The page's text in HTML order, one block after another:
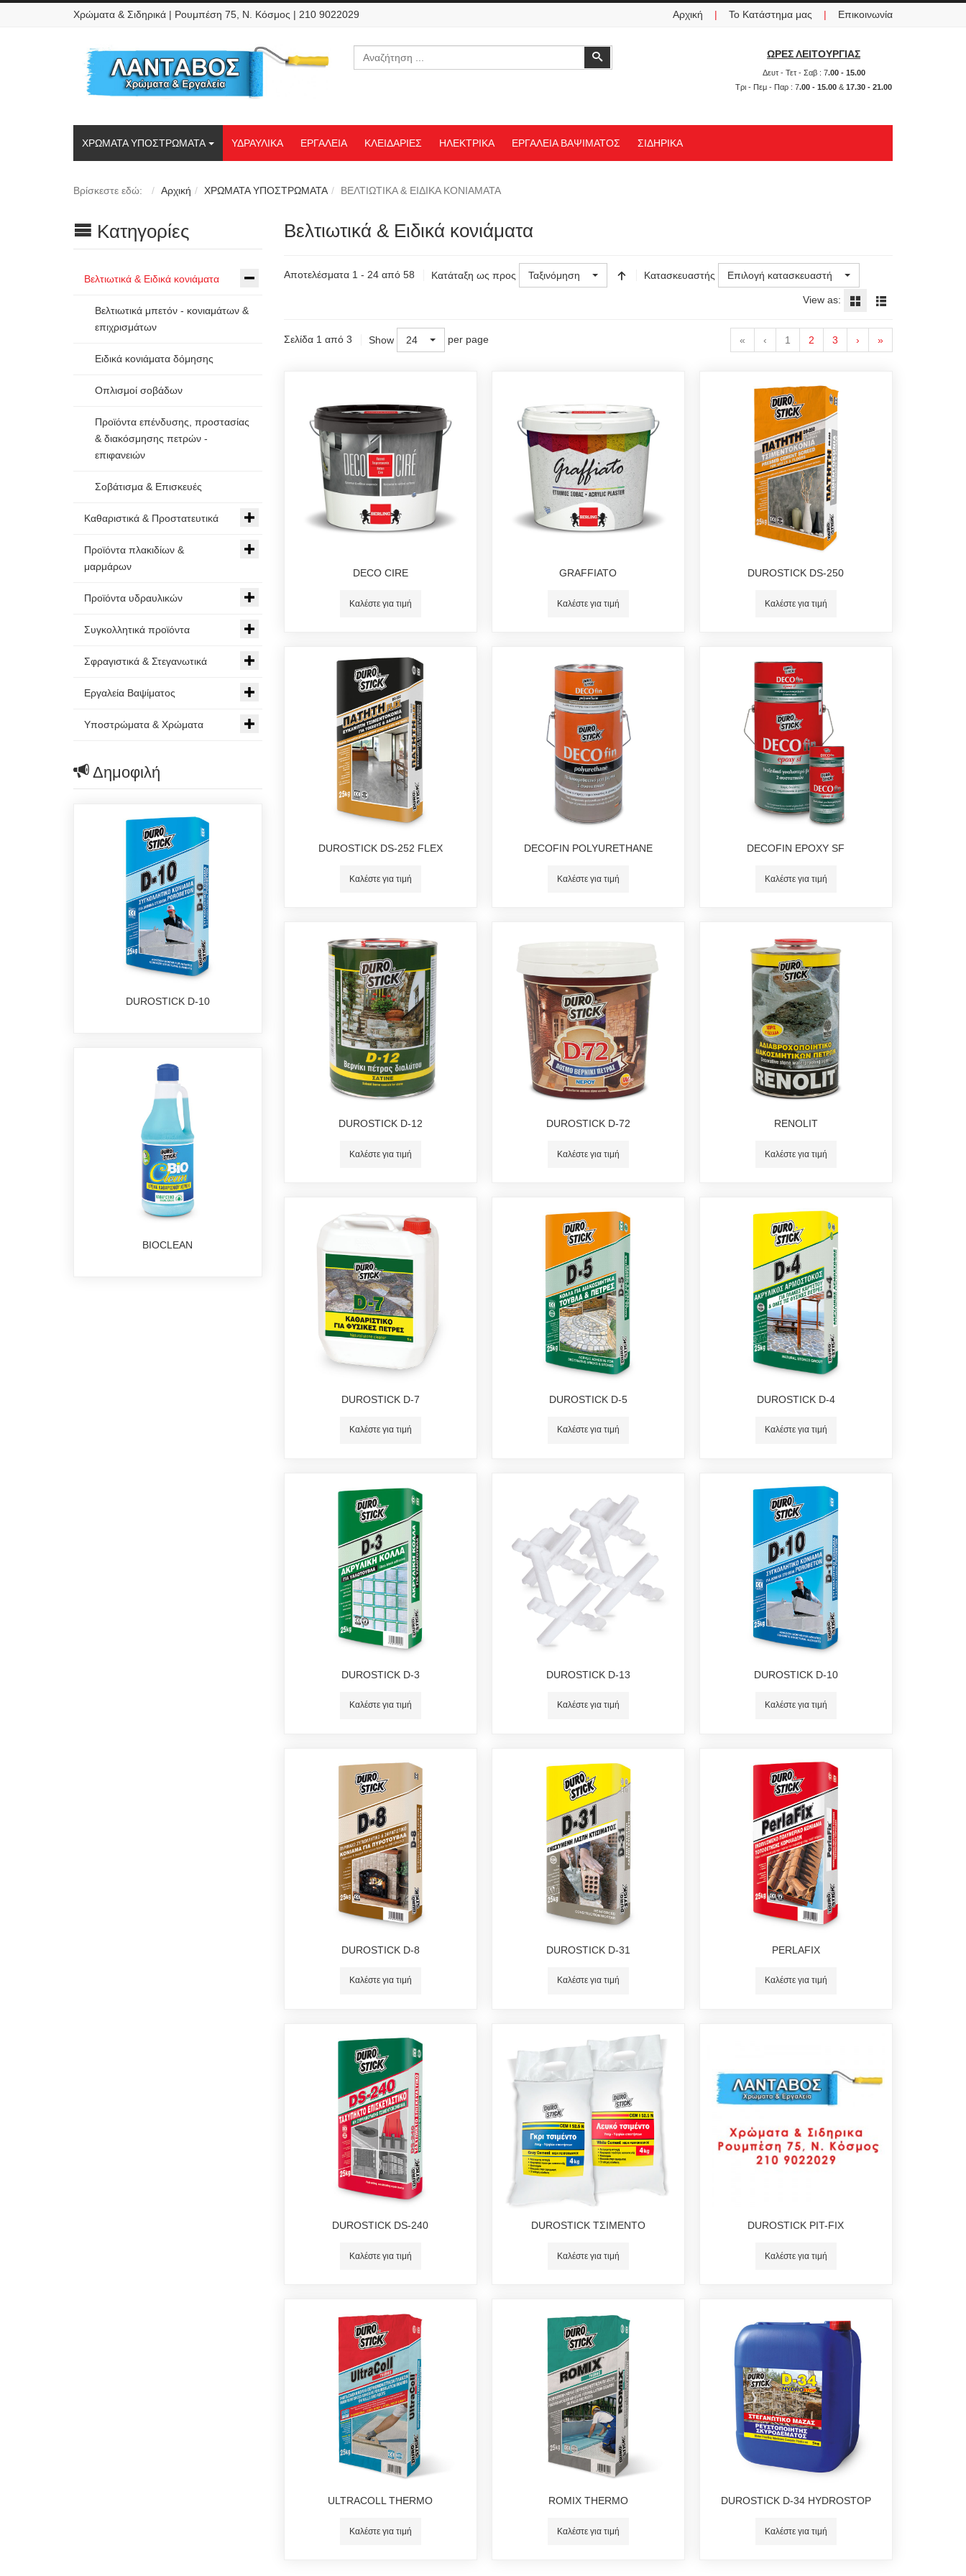
Χρώματα & Σιδηρικά | Ρουμπέση 75, Ν. Κόσμος | 210 9022029 Αρχική | Το Κατάστημα μας | Επικοινωνία
Αναζήτηση ΩΡΕΣ ΛΕΙΤΟΥΡΓΙΑΣ
Δευτ - Τετ - Σαβ : 7.00 - 15.00
Τρι - Πεμ - Παρ : 7.00 - 15.00 & 17.30 - 21.00
ΧΡΩΜΑΤΑ ΥΠΟΣΤΡΩΜΑΤΑ ΥΔΡΑΥΛΙΚΑ ΕΡΓΑΛΕΙΑ ΚΛΕΙΔΑΡΙΕΣ ΗΛΕΚΤΡΙΚΑ ΕΡΓΑΛΕΙΑ ΒΑΨΙΜΑΤΟΣ ΣΙΔΗΡΙΚΑ
Βρίσκεστε εδώ: Αρχική ΧΡΩΜΑΤΑ ΥΠΟΣΤΡΩΜΑΤΑ ΒΕΛΤΙΩΤΙΚΑ & ΕΙΔΙΚΑ ΚΟΝΙΑΜΑΤΑ
Βελτιωτικά & Ειδικά κονιάματα
Αποτελέσματα 1 - 24 από 58 Κατάταξη ως προς Ταξινόμηση Κατασκευαστής Επιλογή κατασκευαστή
View as:
Σελίδα 1 από 3 Show 24 per page « ‹ 1 2 3 › »
DECO CIRE
Καλέστε για τιμή
GRAFFIATO
Καλέστε για τιμή
DUROSTICK DS-250
Καλέστε για τιμή
DUROSTICK DS-252 FLEX
Καλέστε για τιμή
DECOFIN POLYURETHANE
Καλέστε για τιμή
DECOFIN EPOXY SF
Καλέστε για τιμή
DUROSTICK D-12
Καλέστε για τιμή
DUROSTICK D-72
Καλέστε για τιμή
RENOLIT
Καλέστε για τιμή
DUROSTICK D-7
Καλέστε για τιμή
DUROSTICK D-5
Καλέστε για τιμή
DUROSTICK D-4
Καλέστε για τιμή
DUROSTICK D-3
Καλέστε για τιμή
DUROSTICK D-13
Καλέστε για τιμή
DUROSTICK D-10
Καλέστε για τιμή
DUROSTICK D-8
Καλέστε για τιμή
DUROSTICK D-31
Καλέστε για τιμή
PERLAFIX
Καλέστε για τιμή
DUROSTICK DS-240
Καλέστε για τιμή
DUROSTICK ΤΣΙΜΕΝΤΟ
Καλέστε για τιμή
DUROSTICK PIT-FIX
Καλέστε για τιμή
ULTRACOLL THERMO
Καλέστε για τιμή
ROMIX THERMO
Καλέστε για τιμή
DUROSTICK D-34 HYDROSTOP
Καλέστε για τιμή
Κατηγορίες
Βελτιωτικά & Ειδικά κονιάματα
Βελτιωτικά μπετόν - κονιαμάτων &
επιχρισμάτων
Ειδικά κονιάματα δόμησης
Οπλισμοί σοβάδων
Προϊόντα επένδυσης, προστασίας
& διακόσμησης πετρών -
επιφανειών
Σοβάτισμα & Επισκευές
Καθαριστικά & Προστατευτικά
Προϊόντα πλακιδίων &
μαρμάρων
Προϊόντα υδραυλικών
Συγκολλητικά προϊόντα
Σφραγιστικά & Στεγανωτικά
Εργαλεία Βαψίματος
Υποστρώματα & Χρώματα
Δημοφιλή
DUROSTICK D-10
BIOCLEAN